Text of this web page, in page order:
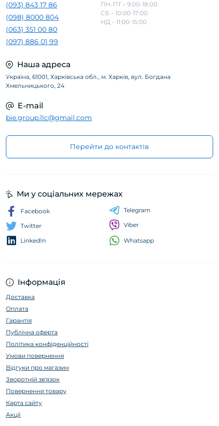
(093) 843 17 86
(098) 8000 804
(063) 351 00 80
(097) 886 01 99
ПН-ПТ – 9:00-18:00
СБ – 10:00-17:00
НД – 11:00-15:00
Наша адреса
Україна, 61001, Харківська обл., м. Харків, вул. Богдана
Хмельницького, 24
E-mail
bie.group.llc@gmail.com
Перейти до контактів
Інформація
Доставка
Оплата
Гарантія
Публічна оферта
Політика конфіденційності
Умови повернення
Відгуки про магазин
Зворотній зв'язок
Повернення товару
Карта сайту
Акції
Ми у соціальних мережах
Facebook
Twitter
LinkedIn
Telegram
Viber
Whatsapp